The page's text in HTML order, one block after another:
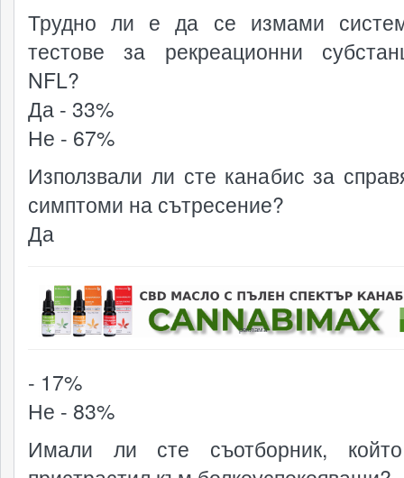
Трудно ли е да се измами
тестове за рекреационни
NFL?
Да - 33%
Не - 67%
Използвали ли сте канабис за
симптоми на сътресение?
Да
реклама
- 17%
Не - 83%
Имали ли сте съотборник,